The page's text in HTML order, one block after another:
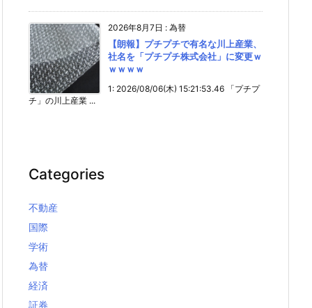
2026年8月7日 : 為替
【朗報】プチプチで有名な川上産業、
社名を「プチプチ株式会社」に変更ｗ
ｗｗｗｗ
1: 2026/08/06(木) 15:21:53.46 「プチプ
チ」の川上産業 ...
Categories
不動産
国際
学術
為替
経済
証券